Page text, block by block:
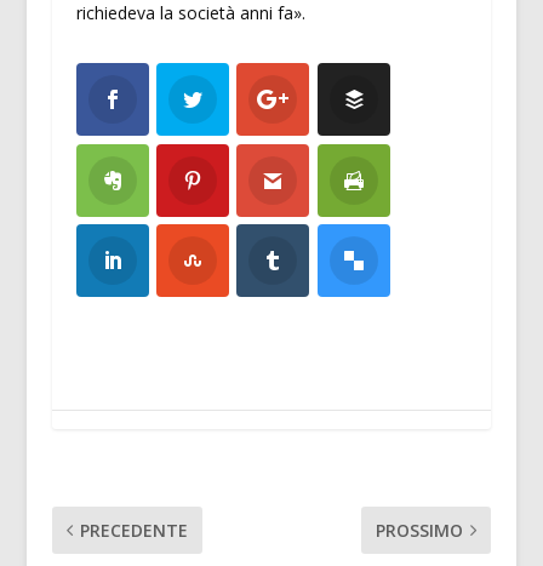
richiedeva la società anni fa».
PRECEDENTE PROSSIMO